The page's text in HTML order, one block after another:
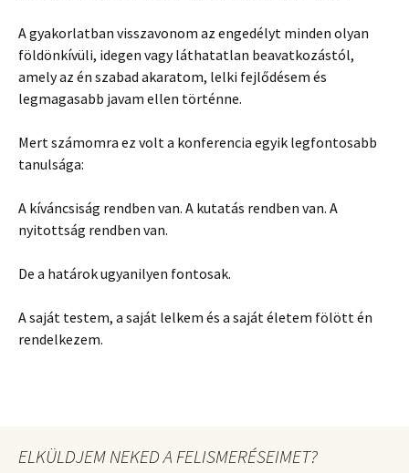
A gyakorlatban visszavonom az engedélyt minden olyan
földönkívüli, idegen vagy láthatatlan beavatkozástól,
amely az én szabad akaratom, lelki fejlődésem és
legmagasabb javam ellen történne.
Mert számomra ez volt a konferencia egyik legfontosabb
tanulsága:
A kíváncsiság rendben van. A kutatás rendben van. A
nyitottság rendben van.
De a határok ugyanilyen fontosak.
A saját testem, a saját lelkem és a saját életem fölött én
rendelkezem.
ELKÜLDJEM NEKED A FELISMERÉSEIMET?